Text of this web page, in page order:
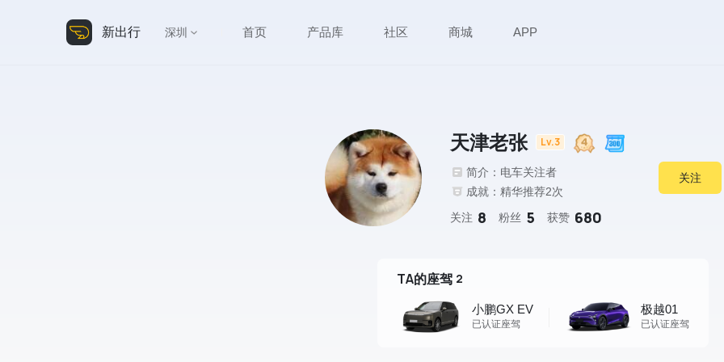
新出行 深圳 首页 产品库 社区 商城 APP
天津老张 Lv.3
简介：电车关注者
成就：精华推荐2次
关注 8 粉丝 5 获赞 680
关注
TA的座驾 2
小鹏GX EV
已认证座驾
极越01
已认证座驾